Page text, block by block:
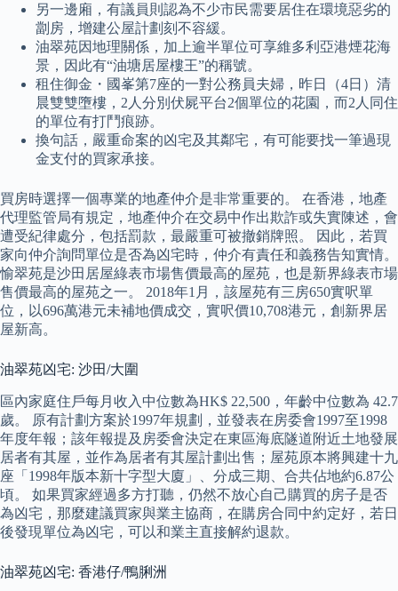
另一邊廂，有議員則認為不少市民需要居住在環境惡劣的
劏房，增建公屋計劃刻不容緩。
油翠苑因地理關係，加上逾半單位可享維多利亞港煙花海
景，因此有“油塘居屋樓王”的稱號。
租住御金・國峯第7座的一對公務員夫婦，昨日（4日）清
晨雙雙墮樓，2人分別伏屍平台2個單位的花園，而2人同住
的單位有打鬥痕跡。
換句話，嚴重命案的凶宅及其鄰宅，有可能要找一筆過現
金支付的買家承接。
買房時選擇一個專業的地產仲介是非常重要的。 在香港，地產
代理監管局有規定，地產仲介在交易中作出欺詐或失實陳述，會
遭受紀律處分，包括罰款，最嚴重可被撤銷牌照。 因此，若買
家向仲介詢問單位是否為凶宅時，仲介有責任和義務告知實情。
愉翠苑是沙田居屋綠表市場售價最高的屋苑，也是新界綠表市場
售價最高的屋苑之一。 2018年1月，該屋苑有三房650實呎單
位，以696萬港元未補地價成交，實呎價10,708港元，創新界居
屋新高。
油翠苑凶宅: 沙田/大圍
區內家庭住戶每月收入中位數為HK$ 22,500，年齡中位數為 42.7
歲。 原有計劃方案於1997年規劃，並發表在房委會1997至1998
年度年報；該年報提及房委會決定在東區海底隧道附近土地發展
居者有其屋，並作為居者有其屋計劃出售；屋苑原本將興建十九
座「1998年版本新十字型大廈」、分成三期、合共佔地約6.87公
頃。 如果買家經過多方打聽，仍然不放心自己購買的房子是否
為凶宅，那麼建議買家與業主協商，在購房合同中約定好，若日
後發現單位為凶宅，可以和業主直接解約退款。
油翠苑凶宅: 香港仔/鴨脷洲